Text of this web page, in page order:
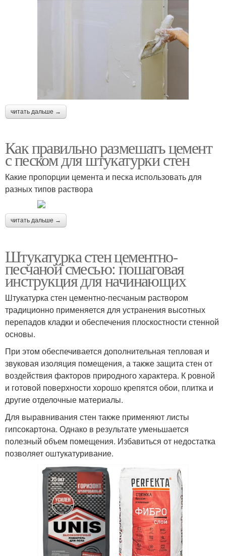
читать дальше →
Как правильно размешать цемент
с песком для штукатурки стен
Какие пропорции цемента и песка использовать для
разных типов раствора
читать дальше →
Штукатурка стен цементно-
песчаной смесью: пошаговая
инструкция для начинающих
Штукатурка стен цементно-песчаным раствором
традиционно применяется для устранения высотных
перепадов кладки и обеспечения плоскостности стенной
основы.
При этом обеспечивается дополнительная тепловая и
звуковая изоляция помещения, а также защита стен от
воздействия факторов природного характера. К ровной
и готовой поверхности хорошо крепятся обои, плитка и
другие отделочные материалы.
Для выравнивания стен также применяют листы
гипсокартона. Однако в результате уменьшается
полезный объем помещения. Избавиться от недостатка
позволяет оштукатуривание.